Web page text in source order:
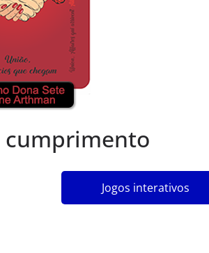
cumprimento
Jogos interativos